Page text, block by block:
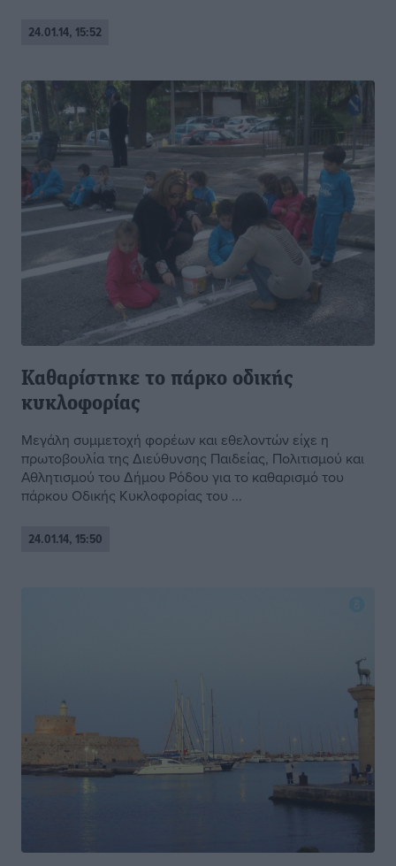
24.01.14, 15:52
Καθαρίστηκε το πάρκο οδικής
κυκλοφορίας
Μεγάλη συμμετοχή φορέων και εθελοντών είχε η
πρωτοβουλία της Διεύθυνσης Παιδείας, Πολιτισμού και
Αθλητισμού του Δήμου Ρόδου για το καθαρισμό του
πάρκου Οδικής Κυκλοφορίας του ...
24.01.14, 15:50